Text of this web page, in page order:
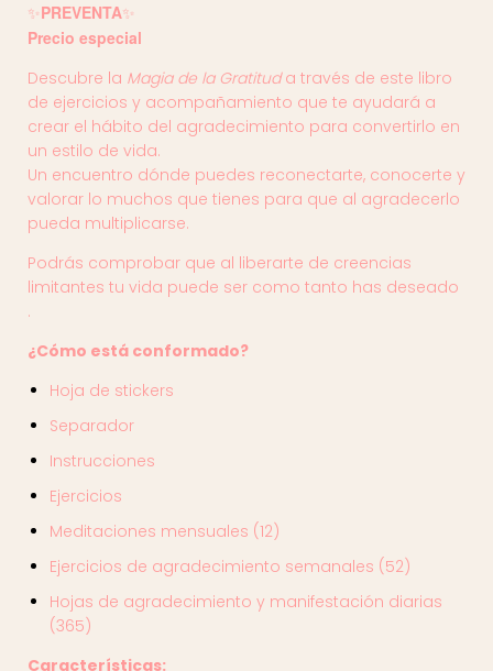
✨ PREVENTA✨
Precio especial
Descubre la Magia de la Gratituda través de este libro
de ejercicios y acompañamiento que te ayudará a
crear el hábito del agradecimiento para convertirlo en
un estilo de vida.
Un encuentro dónde puedes reconectarte, conocerte y
valorar lo muchos que tienes para que al agradecerlo
pueda multiplicarse.
Podrás comprobar que al liberarte de creencias
limitantes tu vida puede ser como tanto has deseado
.
¿Cómo está conformado?
Hoja de stickers
Separador
Instrucciones
Ejercicios
Meditaciones mensuales (12)
Ejercicios de agradecimiento semanales (52)
Hojas de agradecimiento y manifestación diarias
(365)
Características: